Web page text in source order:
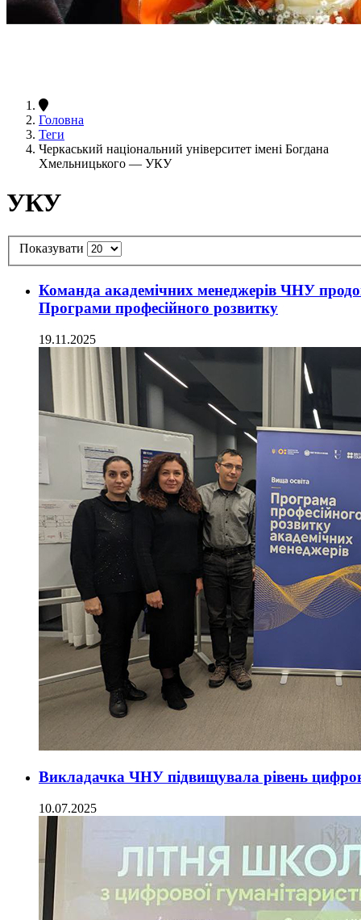
Головна
Теги
Черкаський національний університет імені Богдана
Хмельницького — УКУ
УКУ
Показувати
Команда академічних менеджерів ЧНУ
Програми професійного розвитку
19.11.2025
Викладачка ЧНУ підвищувала рівень
10.07.2025